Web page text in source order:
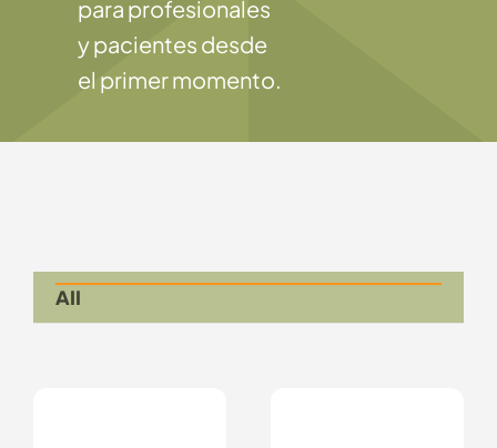
para profesionales
y pacientes desde
el primer momento.
All